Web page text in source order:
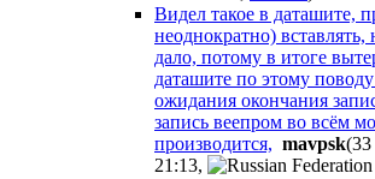
Видел такое в даташите,
неоднократно) вставлять,
дало, потому в итоге
даташите по этому
ожидания окончания
запись веепром во всём
производится, mavpsk(33
21:13,